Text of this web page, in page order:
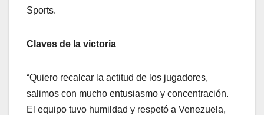
Sports.
Claves de la victoria
“Quiero recalcar la actitud de los jugadores,
salimos con mucho entusiasmo y concentración.
El equipo tuvo humildad y respetó a Venezuela,